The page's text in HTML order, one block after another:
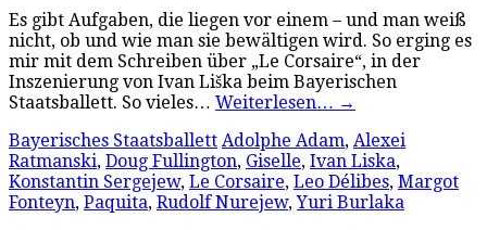
Es gibt Aufgaben, die liegen vor einem – und man weiß
nicht, ob und wie man sie bewältigen wird. So erging es
mir mit dem Schreiben über „Le Corsaire“, in der
Inszenierung von Ivan Liška beim Bayerischen
Staatsballett. So vieles… Weiterlesen… →
Bayerisches Staatsballett Adolphe Adam, Alexei
Ratmanski, Doug Fullington, Giselle, Ivan Liska,
Konstantin Sergejew, Le Corsaire, Leo Délibes, Margot
Fonteyn, Paquita, Rudolf Nurejew,Yuri Burlaka